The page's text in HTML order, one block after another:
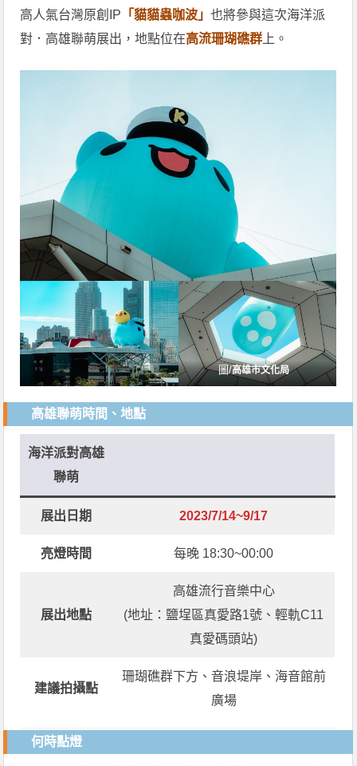
高人氣台灣原創IP 「貓貓蟲咖波」也將參與這次海洋派
對．高雄聯萌展出，地點位在高流珊瑚礁群 上。
圖/高雄市文化局
高雄聯萌時間、地點
海洋派對高雄
聯萌
展出日期 2023/7/14~9/17
亮燈時間 每晚 18:30~00:00
展出地點
高雄流行音樂中心
(地址：鹽埕區真愛路1號、輕軌C11
真愛碼頭站)
建議拍攝點
珊瑚礁群下方、音浪堤岸、海音館前
廣場
何時點燈